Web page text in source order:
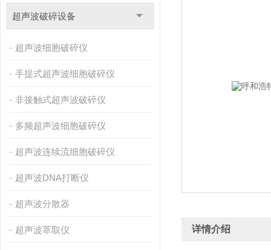
超声波破碎设备
超声波细胞破碎仪
手提式超声波细胞破碎仪
非接触式超声波破碎仪
多频超声波细胞破碎仪
超声波连续流细胞破碎仪
超声波DNA打断仪
超声波分散器
超声波萃取仪 详情介绍